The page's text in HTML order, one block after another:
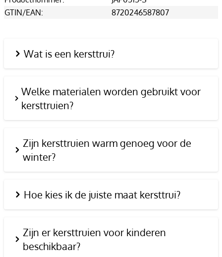
GTIN/EAN:
8720246587807
Wat is een kersttrui?
Welke materialen worden gebruikt voor
kersttruien?
Zijn kersttruien warm genoeg voor de
winter?
Hoe kies ik de juiste maat kersttrui?
Zijn er kersttruien voor kinderen
beschikbaar?